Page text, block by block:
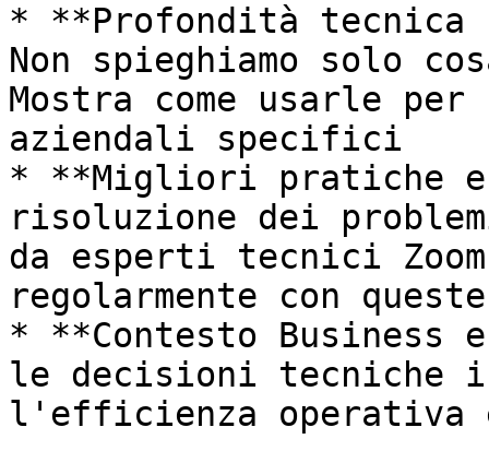
* **Profondità tecnica
Non spieghiamo solo
Mostra come usarle
aziendali specifici
* **Migliori pratiche e
risoluzione dei
da esperti tecnici
regolarmente con
* **Contesto
le decisioni tecniche
l'efficienza